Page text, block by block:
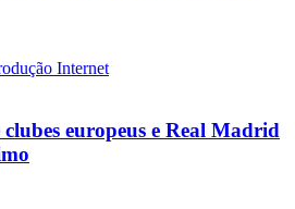
europeus e Real Madrid